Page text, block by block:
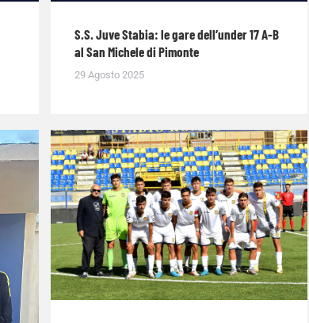
S.S. Juve Stabia: le gare dell’under 17 A-B
al San Michele di Pimonte
29 Agosto 2025